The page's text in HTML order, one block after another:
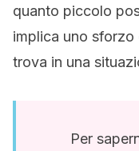
quanto piccolo
implica uno sforzo
trova in una
Per